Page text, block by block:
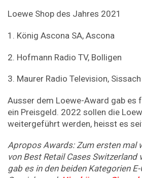
Loewe Shop des Jahres 2021
1. König Ascona SA, Ascona
2. Hofmann Radio TV, Bolligen
3. Maurer Radio Television, Sissach
Ausser dem Loewe-Award gab es
ein Preisgeld. 2022 sollen die
weitergeführt werden, heisst es
Apropos Awards: Zum ersten mal
von Best Retail Cases Switzerland
gab es in den beiden Kategorien